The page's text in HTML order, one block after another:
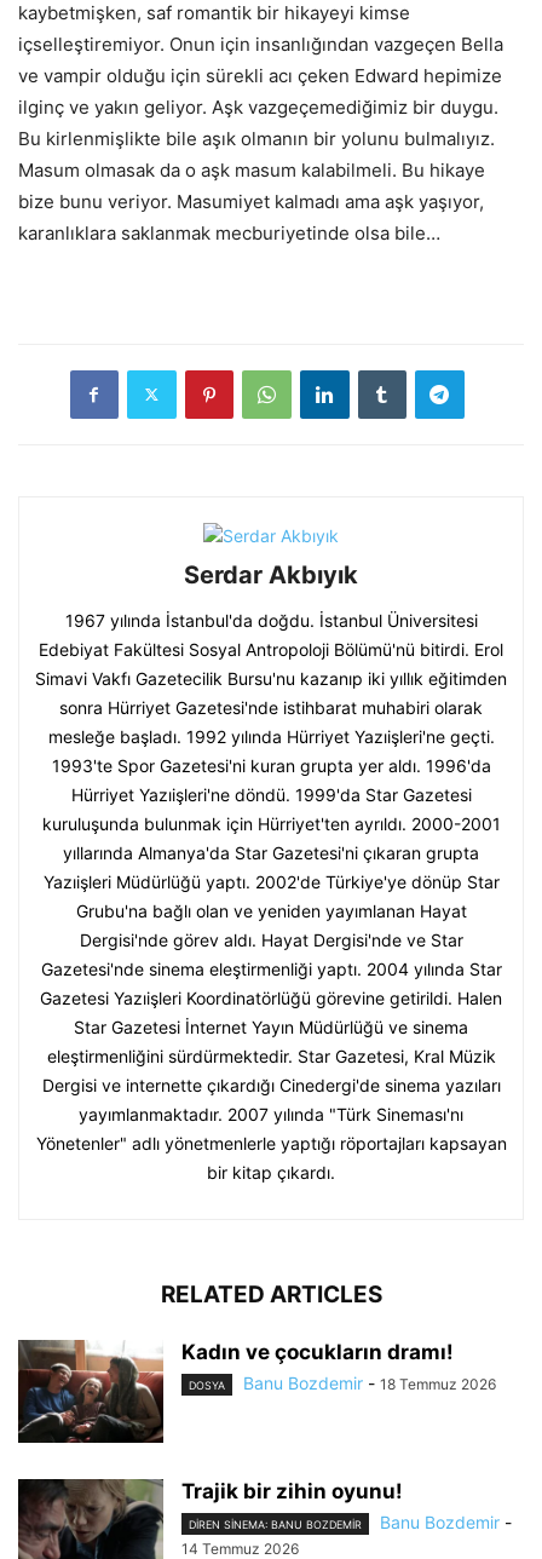
kaybetmişken, saf romantik bir hikayeyi kimse
içselleştiremiyor. Onun için insanlığından vazgeçen Bella
ve vampir olduğu için sürekli acı çeken Edward hepimize
ilginç ve yakın geliyor. Aşk vazgeçemediğimiz bir duygu.
Bu kirlenmişlikte bile aşık olmanın bir yolunu bulmalıyız.
Masum olmasak da o aşk masum kalabilmeli. Bu hikaye
bize bunu veriyor. Masumiyet kalmadı ama aşk yaşıyor,
karanlıklara saklanmak mecburiyetinde olsa bile…
Serdar Akbıyık
1967 yılında İstanbul'da doğdu. İstanbul Üniversitesi
Edebiyat Fakültesi Sosyal Antropoloji Bölümü'nü bitirdi. Erol
Simavi Vakfı Gazetecilik Bursu'nu kazanıp iki yıllık eğitimden
sonra Hürriyet Gazetesi'nde istihbarat muhabiri olarak
mesleğe başladı. 1992 yılında Hürriyet Yazıişleri'ne geçti.
1993'te Spor Gazetesi'ni kuran grupta yer aldı. 1996'da
Hürriyet Yazıişleri'ne döndü. 1999'da Star Gazetesi
kuruluşunda bulunmak için Hürriyet'ten ayrıldı. 2000-2001
yıllarında Almanya'da Star Gazetesi'ni çıkaran grupta
Yazıişleri Müdürlüğü yaptı. 2002'de Türkiye'ye dönüp Star
Grubu'na bağlı olan ve yeniden yayımlanan Hayat
Dergisi'nde görev aldı. Hayat Dergisi'nde ve Star
Gazetesi'nde sinema eleştirmenliği yaptı. 2004 yılında Star
Gazetesi Yazıişleri Koordinatörlüğü görevine getirildi. Halen
Star Gazetesi İnternet Yayın Müdürlüğü ve sinema
eleştirmenliğini sürdürmektedir. Star Gazetesi, Kral Müzik
Dergisi ve internette çıkardığı Cinedergi'de sinema yazıları
yayımlanmaktadır. 2007 yılında "Türk Sineması'nı
Yönetenler" adlı yönetmenlerle yaptığı röportajları kapsayan
bir kitap çıkardı.
RELATED ARTICLES
Kadın ve çocukların dramı!
DOSYA Banu Bozdemir - 18 Temmuz 2026
Trajik bir zihin oyunu!
DIREN SINEMA: BANU BOZDEMIR Banu Bozdemir -
14 Temmuz 2026